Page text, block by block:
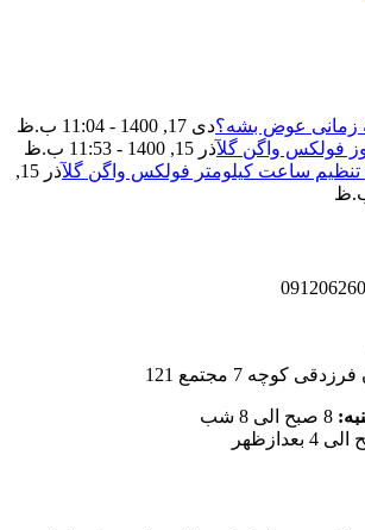
زمانی عوض بشه؟دی 17, 1400 - 11:04 ب.ظ
فولکس واگن گلآذر 15, 1400 - 11:53 ب.ظ
ساعت کیلومتر فولکس واگن گل
آذر 15,
کوچه 7 مجتمع 121
8 صبح الی 8 شب